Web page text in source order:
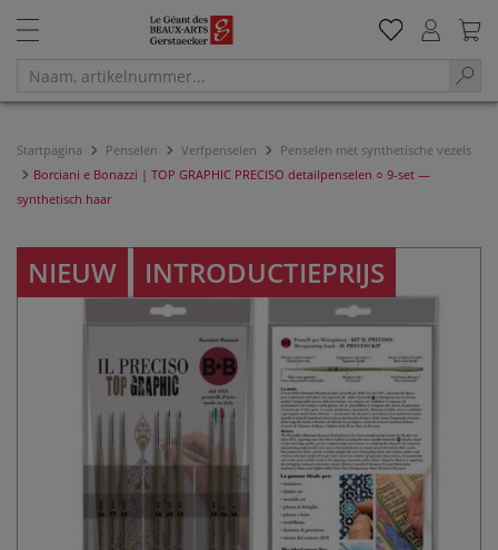
Startpagina Penselen Verfpenselen
Penselen met synthetische vezels
Borciani e Bonazzi | TOP GRAPHIC PRECISO detailpenselen ○ 9-set —
synthetisch haar
NIEUW INTRODUCTIEPRIJS